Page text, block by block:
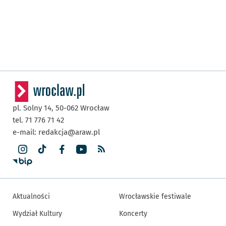
pl. Solny 14, 50-062 Wrocław
tel. 71 776 71 42
e-mail: redakcja@araw.pl
Aktualności
Wydział Kultury
Wrocławskie festiwale
Koncerty